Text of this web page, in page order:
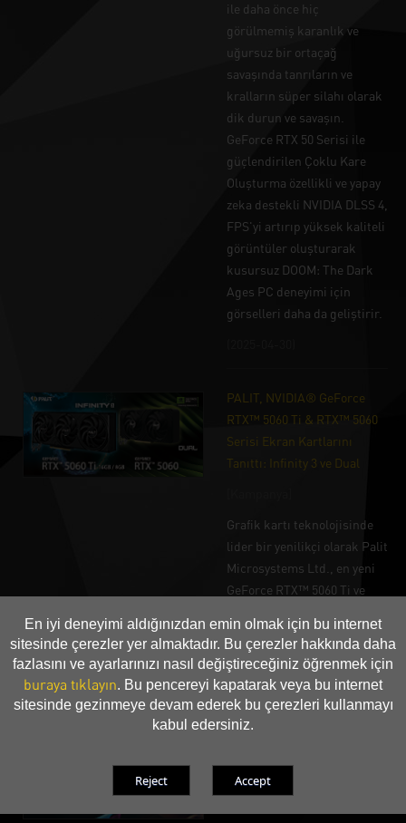
En iyi deneyimi aldığınızdan emin olmak için bu internet
sitesinde çerezler yer almaktadır. Bu çerezler hakkında daha
fazlasını ve ayarlarınızı nasıl değiştireceğiniz öğrenmek için
buraya tıklayın. Bu pencereyi kapatarak veya bu internet
sitesinde gezinmeye devam ederek bu çerezleri kullanmayı
kabul edersiniz.
ile daha önce hiç
görülmemiş karanlık ve
uğursuz bir ortaçağ
savaşında tanrıların ve
kralların süper silahı olarak
dik durun ve savaşın.
GeForce RTX 50 Serisi ile
güçlendirilen Çoklu Kare
Oluşturma özellikli ve yapay
zeka destekli NVIDIA DLSS 4,
FPS'yi artırıp yüksek kaliteli
görüntüler oluşturarak
kusursuz DOOM: The Dark
Ages PC deneyimi için
görselleri daha da geliştirir.
PALIT, NVIDIA® GeForce
RTX™ 5060 Ti & RTX™ 5060
Serisi Ekran Kartlarını
Tanıttı: Infinity 3 ve Dual
Grafik kartı teknolojisinde
lider bir yenilikçi olarak Palit
Microsystems Ltd., en yeni
GeForce RTX™ 5060 Ti ve
duyurmaktan heyecan
duyuyor.
(2025-04-15)
GameRock ve GamingPro'yu